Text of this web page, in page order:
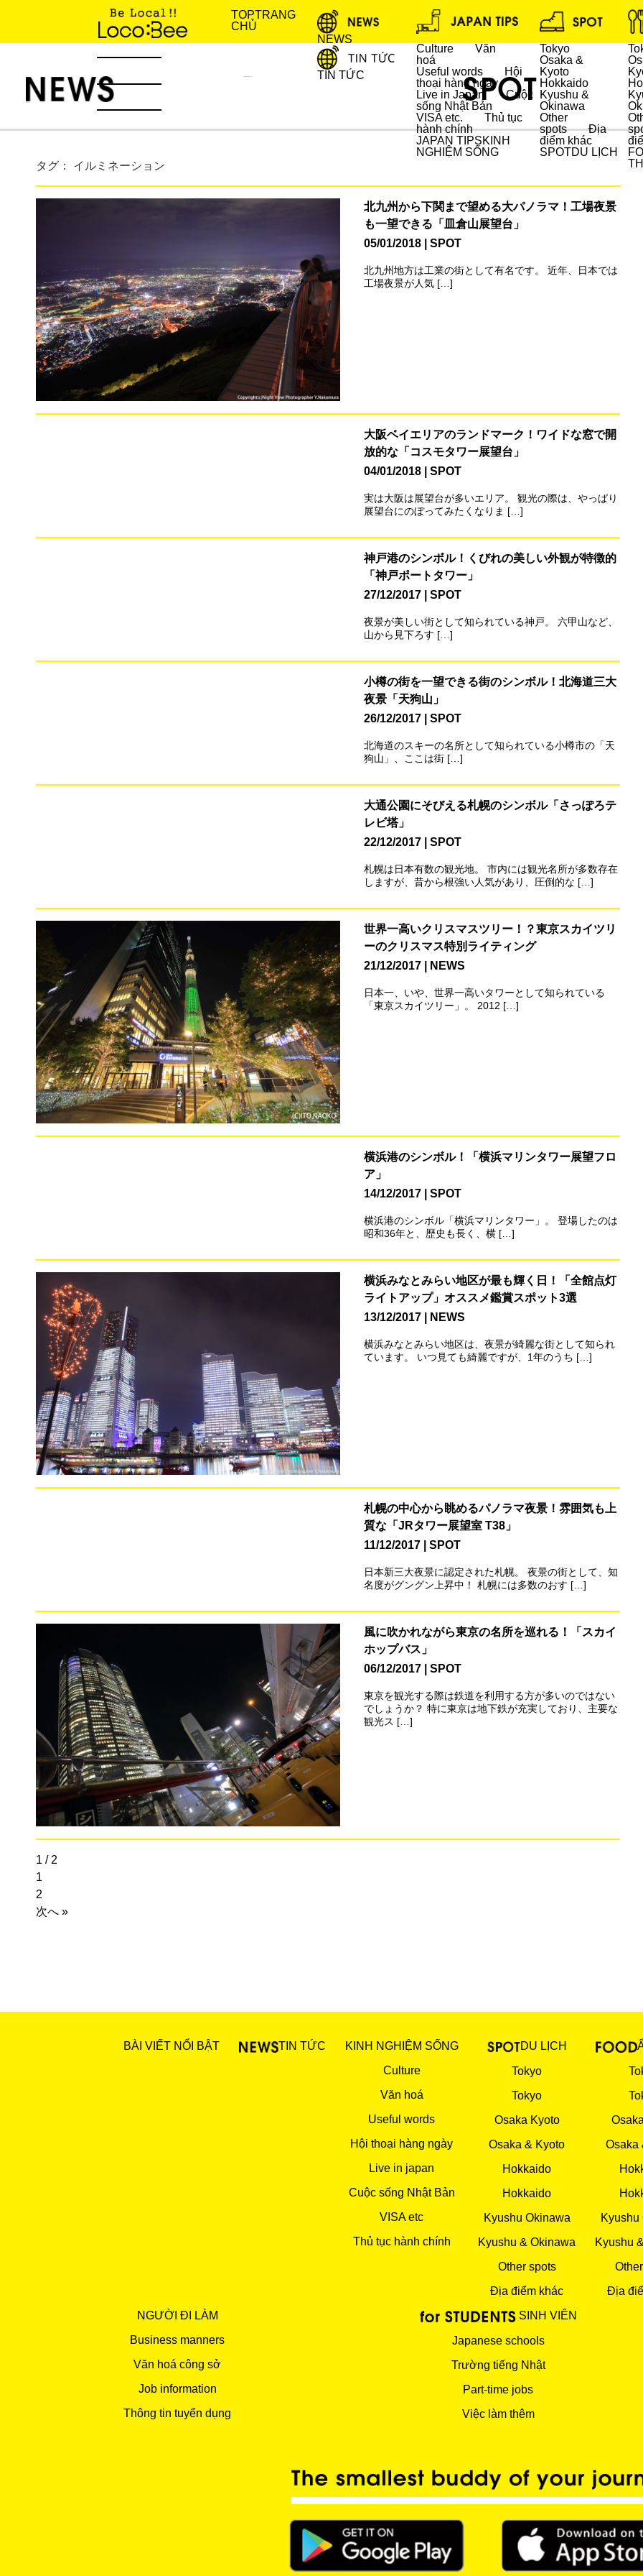
TOPTRANG
CHỦ
NEWS
TIN TỨC
Culture
Văn
hoá
Useful words
Hội
thoại hàng ngày
Live in Japan
Cuộc
sống Nhật Bản
VISA etc.
Thủ tục
hành chính
JAPAN TIPSKINH
NGHIỆM SỐNG
Tokyo
Osaka &
Kyoto
Hokkaido
Kyushu &
Okinawa
Other
spots
Địa
điểm khác
SPOTDU LỊCH
タグ： イルミネーション
北九州から下関まで望める大パノラマ！工場夜景
も一望できる「皿倉山展望台」
05/01/2018
SPOT
北九州地方は工業の街として有名です。 近年、日本では
工場夜景が人気 […]
大阪ベイエリアのランドマーク！ワイドな窓で開
放的な「コスモタワー展望台」
04/01/2018
SPOT
実は大阪は展望台が多いエリア。 観光の際は、やっぱり
展望台にのぼってみたくなりま […]
神戸港のシンボル！くびれの美しい外観が特徴的
「神戸ポートタワー」
27/12/2017
SPOT
夜景が美しい街として知られている神戸。 六甲山など、
山から見下ろす […]
小樽の街を一望できる街のシンボル！北海道三大
夜景「天狗山」
26/12/2017
SPOT
北海道のスキーの名所として知られている小樽市の「天
狗山」、ここは街 […]
大通公園にそびえる札幌のシンボル「さっぽろテ
レビ塔」
22/12/2017
SPOT
札幌は日本有数の観光地。 市内には観光名所が多数存在
しますが、昔から根強い人気があり、圧倒的な […]
世界一高いクリスマスツリー！？東京スカイツリ
ーのクリスマス特別ライティング
21/12/2017
NEWS
日本一、いや、世界一高いタワーとして知られている
「東京スカイツリー」。 2012 […]
横浜港のシンボル！「横浜マリンタワー展望フロ
ア」
14/12/2017
SPOT
横浜港のシンボル「横浜マリンタワー」。 登場したのは
昭和36年と、歴史も長く、横 […]
横浜みなとみらい地区が最も輝く日！「全館点灯
ライトアップ」オススメ鑑賞スポット3選
13/12/2017
NEWS
横浜みなとみらい地区は、夜景が綺麗な街として知られ
ています。 いつ見ても綺麗ですが、1年のうち […]
札幌の中心から眺めるパノラマ夜景！雰囲気も上
質な「JRタワー展望室 T38」
11/12/2017
SPOT
日本新三大夜景に認定された札幌。 夜景の街として、知
名度がグングン上昇中！ 札幌には多数のおす […]
風に吹かれながら東京の名所を巡れる！「スカイ
ホップバス」
06/12/2017
SPOT
東京を観光する際は鉄道を利用する方が多いのではない
でしょうか？ 特に東京は地下鉄が充実しており、主要な
観光ス […]
1 / 2
1
2
次へ »
BÀI VIẾT NỔI BẬT TIN TỨC
KINH NGHIỆM SỐNG
Culture
Văn hoá
Useful words
Hội thoại hàng ngày
Live in japan
Cuộc sống Nhật Bản
VISA etc
Thủ tục hành chính
DU LỊCH
Tokyo
Tokyo
Osaka Kyoto
Osaka & Kyoto
Hokkaido
Hokkaido
Kyushu Okinawa
Kyushu & Okinawa
Other spots
Địa điểm khác
Osaka
Kyushu
Kyushu
Địa
NGƯỜI ĐI LÀM
Business manners
Văn hoá công sở
Job information
Thông tin tuyển dụng
SINH VIÊN
Japanese schools
Trường tiếng Nhật
Part-time jobs
Việc làm thêm